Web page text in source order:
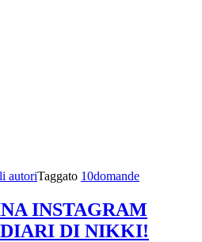
autoriTaggato 10domande
INSTAGRAM
DI NIKKI!